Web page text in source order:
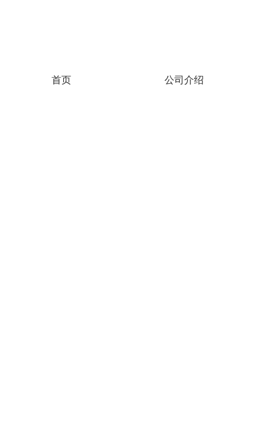
首页 公司介绍